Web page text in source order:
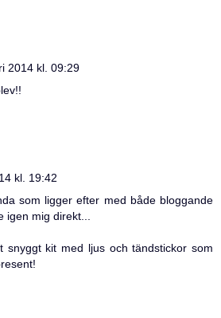
2014 kl. 09:29
kl. 19:42
som ligger efter med både bloggande
igen mig direkt...
snyggt kit med ljus och tändstickor som